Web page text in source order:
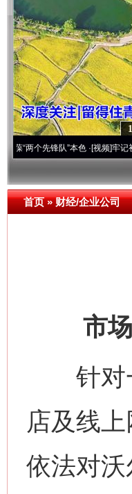
1
先锋队”本色·[视频]牢记初心使命
首页»财经/企业公司
市场
针对一
店及线
依法对